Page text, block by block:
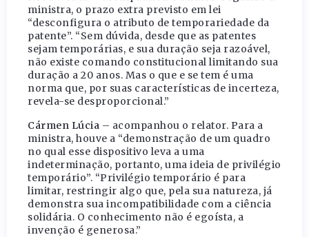
ministra, o prazo extra previsto em lei
“desconfigura o atributo de temporariedade da
patente”. “Sem dúvida, desde que as patentes
sejam temporárias, e sua duração seja razoável,
não existe comando constitucional limitando sua
duração a 20 anos. Mas o que e se tem é uma
norma que, por suas características de incerteza,
revela-se desproporcional.”
Cármen Lúcia – acompanhou o relator. Para a
ministra, houve a “demonstração de um quadro
no qual esse dispositivo leva a uma
indeterminação, portanto, uma ideia de privilégio
temporário”. “Privilégio temporário é para
limitar, restringir algo que, pela sua natureza, já
demonstra sua incompatibilidade com a ciência
solidária. O conhecimento não é egoísta, a
invenção é generosa.”